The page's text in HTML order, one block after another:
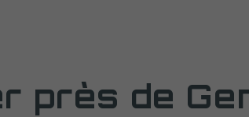
près de